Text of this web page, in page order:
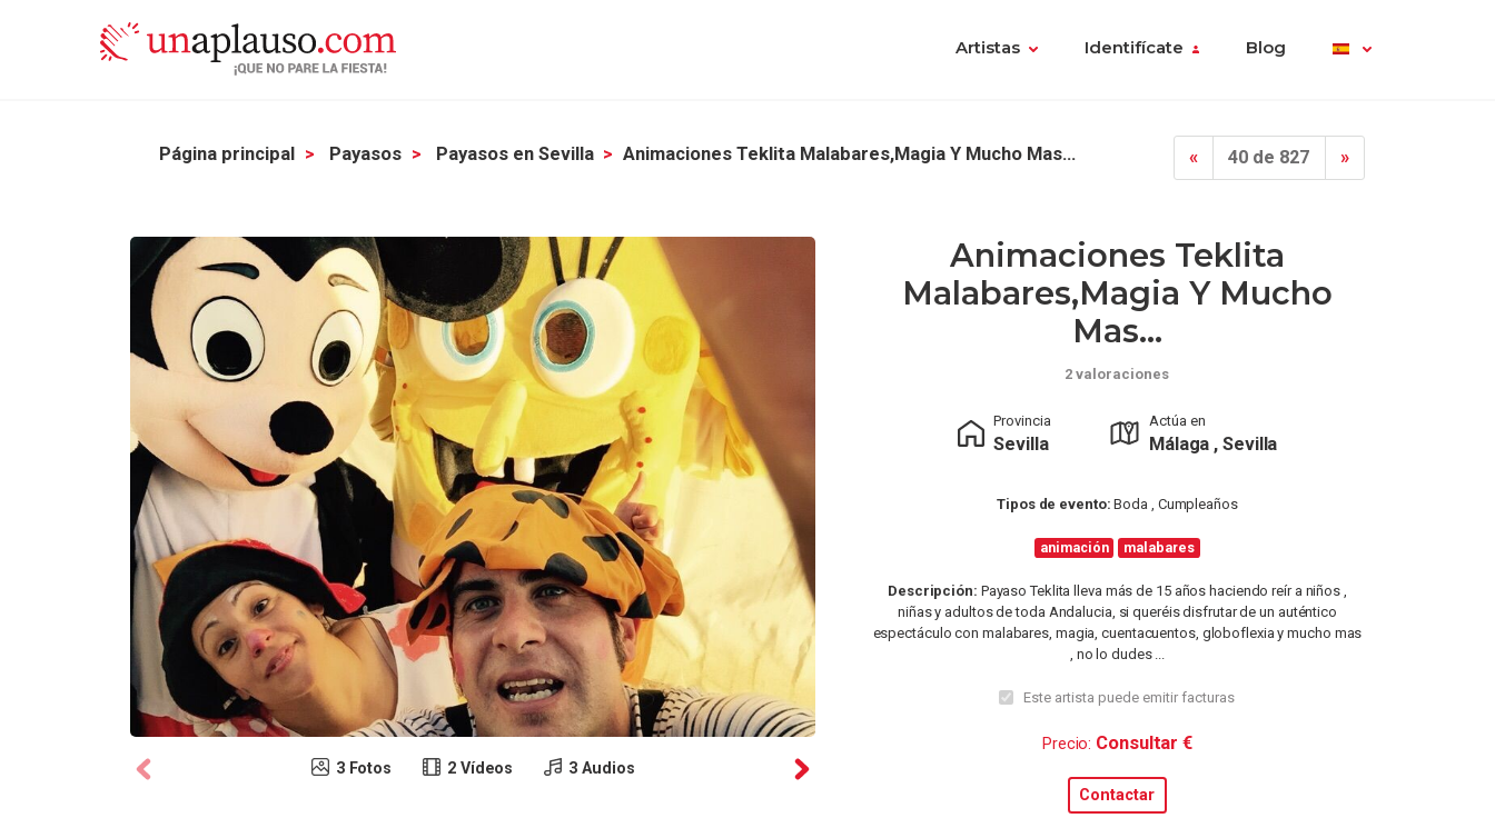
Artistas Identifícate Blog
Página principal Payasos Payasos en Sevilla Animaciones Teklita Malabares,magia Y Mucho Mas... « 40 de 827 »
3 Fotos 2 Vídeos 3 Audios
Animaciones Teklita
Malabares,magia Y Mucho
Mas...
2 valoraciones
Provincia
Sevilla
Actúa en
Málaga , Sevilla
Tipos de evento: Boda , Cumpleaños
animación malabares
Descripción: Payaso Teklita lleva más de 15 años haciendo reír a niños ,
niñas y adultos de toda Andalucia, si queréis disfrutar de un auténtico
espectáculo con malabares, magia, cuentacuentos, globoflexia y mucho mas
, no lo dudes ...
Este artista puede emitir facturas
Precio: Consultar €
Contactar